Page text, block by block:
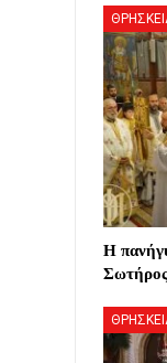
Η